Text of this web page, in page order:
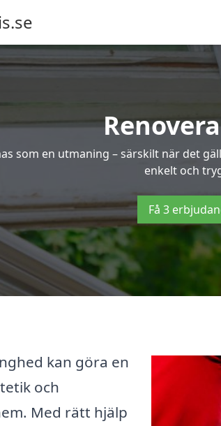
som en utmaning – särskilt när det
enkelt och
Få 3
kan göra en
och
Med rätt hjälp